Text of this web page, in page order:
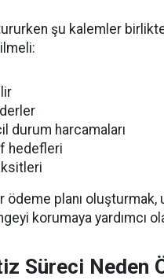
şu kalemler
durum harcamaları
hedefleri
ödeme planı oluşturmak,
korumaya yardımcı
Süreci Neden